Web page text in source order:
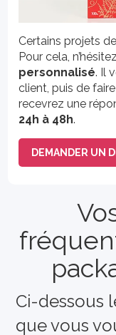
Certains projets
Pour cela,
personnalisé. Il
client, puis de
recevrez une
24h à 48h.
DEMANDER UN
Ci-dessous
que vous